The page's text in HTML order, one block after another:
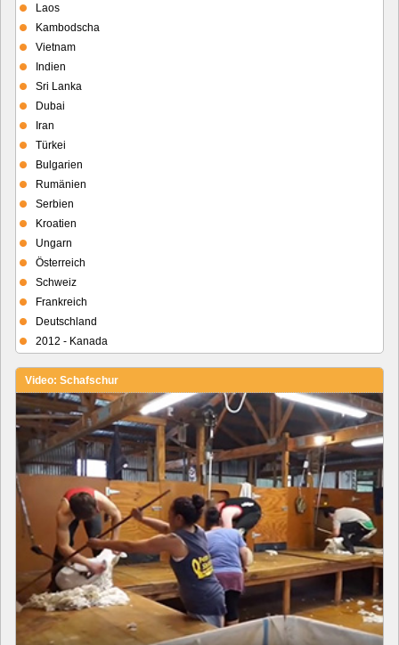
Laos
Kambodscha
Vietnam
Indien
Sri Lanka
Dubai
Iran
Türkei
Bulgarien
Rumänien
Serbien
Kroatien
Ungarn
Österreich
Schweiz
Frankreich
Deutschland
2012 - Kanada
Video: Schafschur